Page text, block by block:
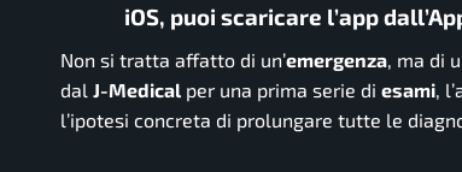
iOS, puoi scaricare l’app
Non si tratta affatto di un’emergenza , ma di
dal J-Medical per una prima serie di esami ,
l’ipotesi concreta di prolungare tutte le